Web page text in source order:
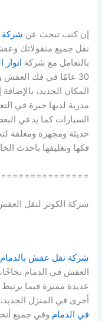
إن كنت تبحث عن شركة
نقل جميع منقولاتك
بالتعامل مع شركة انوار
30 عامًا في فك العفش
المكان الجديد،
مدربة لديها خبرة في
السيارات كما يدعي
حديثة ومجهزة ومغلقة
فكها وتغليفها باحدث
شركة الكوثر لنقل
شركة نقل عفش بالدمام
العفش في الدمام
عديدة مميزة فيما
أخرى في المنزل
في الدمام وفي جميع